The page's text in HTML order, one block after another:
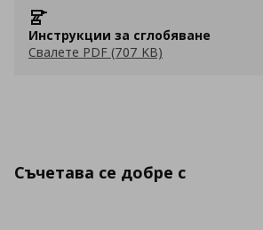
Инструкции за сглобяване
Свалете PDF (707 KB)
Съчетава се добре с